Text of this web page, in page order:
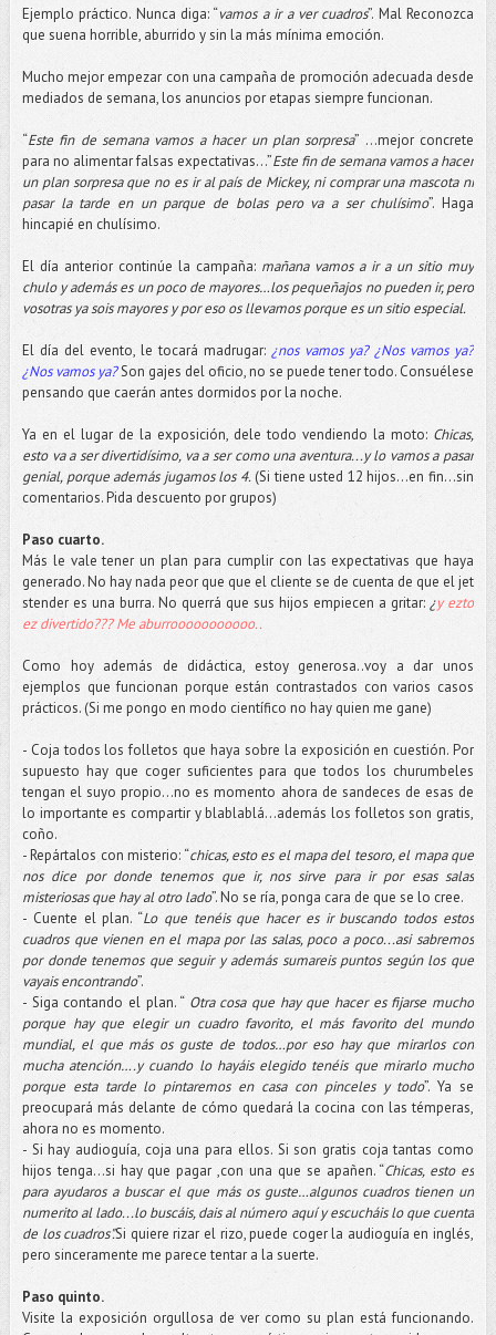
Ejemplo práctico. Nunca diga: “vamos a ir a ver cuadros”. Mal Reconozca
que suena horrible, aburrido y sin la más mínima emoción.
Mucho mejor empezar con una campaña de promoción adecuada desde
mediados de semana, los anuncios por etapas siempre funcionan.
“Este fin de semana vamos a hacer un plan sorpresa” …mejor concrete
para no alimentar falsas expectativas...”Este fin de semana vamos a hacer
un plan sorpresa que no es ir al país de Mickey, ni comprar una mascota ni
pasar la tarde en un parque de bolas pero va a ser chulísimo”. Haga
hincapié en chulísimo.
El día anterior continúe la campaña: mañana vamos a ir a un sitio muy
chulo y además es un poco de mayores…los pequeñajos no pueden ir, pero
vosotras ya sois mayores y por eso os llevamos porque es un sitio especial.
El día del evento, le tocará madrugar: ¿nos vamos ya? ¿Nos vamos ya?
¿Nos vamos ya?Son gajes del oficio, no se puede tener todo. Consuélese
pensando que caerán antes dormidos por la noche.
Ya en el lugar de la exposición, dele todo vendiendo la moto: Chicas,
esto va a ser divertidísimo, va a ser como una aventura...y lo vamos a pasar
genial, porque además jugamos los 4.(Si tiene usted 12 hijos…en fin…sin
comentarios. Pida descuento por grupos)
Paso cuarto.
Más le vale tener un plan para cumplir con las expectativas que haya
generado. No hay nada peor que que el cliente se de cuenta de que el jet
stender es una burra. No querrá que sus hijos empiecen a gritar:¿y ezto
ez divertido??? Me aburrooooooooooo..
Como hoy además de didáctica, estoy generosa..voy a dar unos
ejemplos que funcionan porque están contrastados con varios casos
prácticos. (Si me pongo en modo científico no hay quien me gane)
- Coja todos los folletos que haya sobre la exposición en cuestión. Por
supuesto hay que coger suficientes para que todos los churumbeles
tengan el suyo propio…no es momento ahora de sandeces de esas de
lo importante es compartir y blablablá...además los folletos son gratis,
coño.
- Repártalos con misterio: “chicas, esto es el mapa del tesoro, el mapa que
nos dice por donde tenemos que ir, nos sirve para ir por esas salas
misteriosas que hay al otro lado”. No se ría, ponga cara de que se lo cree.
- Cuente el plan. “Lo que tenéis que hacer es ir buscando todos estos
cuadros que vienen en el mapa por las salas, poco a poco...asi sabremos
por donde tenemos que seguir y además sumareis puntos según los que
vayais encontrando”.
- Siga contando el plan. “ Otra cosa que hay que hacer es fijarse mucho
porque hay que elegir un cuadro favorito, el más favorito del mundo
mundial, el que más os guste de todos…por eso hay que mirarlos con
mucha atención….y cuando lo hayáis elegido tenéis que mirarlo mucho
porque esta tarde lo pintaremos en casa con pinceles y todo”. Ya se
preocupará más delante de cómo quedará la cocina con las témperas,
ahora no es momento.
- Si hay audioguía, coja una para ellos. Si son gratis coja tantas como
hijos tenga…si hay que pagar ,con una que se apañen. “Chicas, esto es
para ayudaros a buscar el que más os guste…algunos cuadros tienen un
numerito al lado...lo buscáis, dais al número aquí y escucháis lo que cuenta
de los cuadros".Si quiere rizar el rizo, puede coger la audioguía en inglés,
pero sinceramente me parece tentar a la suerte.
Paso quinto.
Visite la exposición orgullosa de ver como su plan está funcionando.